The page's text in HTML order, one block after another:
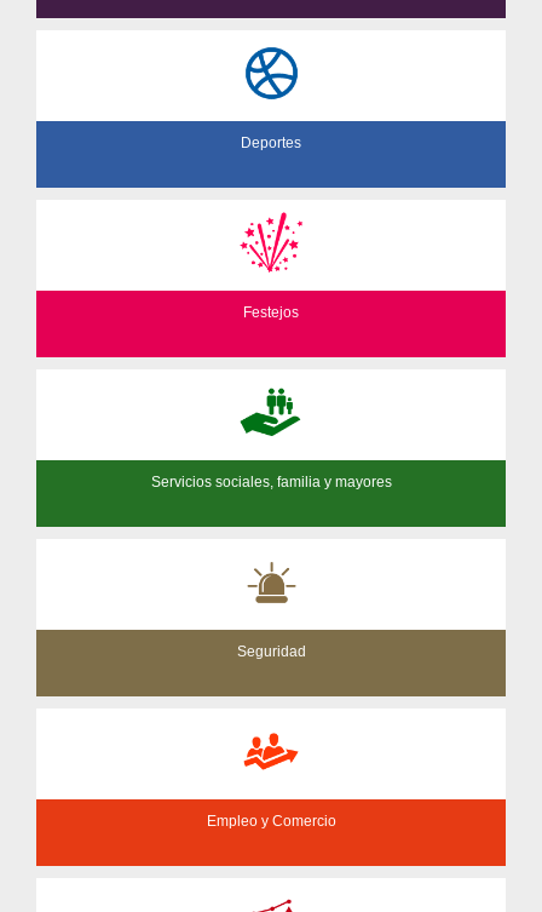
Deportes
Festejos
Servicios sociales, familia y mayores
Seguridad
Empleo y Comercio